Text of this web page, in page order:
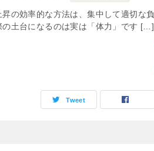
昇の効率的な方法は、集中して適切な
の土台になるのは実は「体力」です […]
Tweet